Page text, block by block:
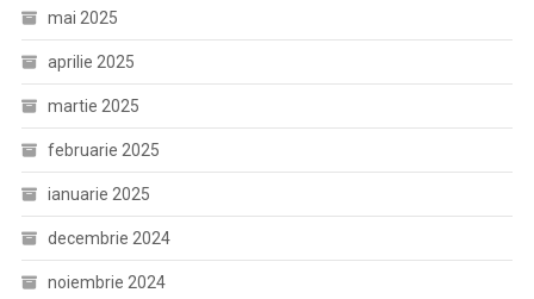
mai 2025
aprilie 2025
martie 2025
februarie 2025
ianuarie 2025
decembrie 2024
noiembrie 2024